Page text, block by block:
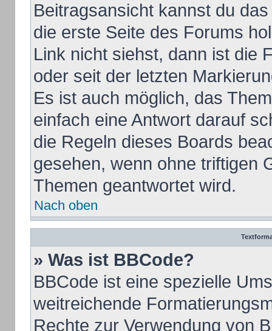
Beitragsansicht kannst du
die erste Seite des Forums
Link nicht siehst, dann ist die
oder seit der letzten
Es ist auch möglich, das
einfach eine Antwort darauf
die Regeln dieses Boards
gesehen, wenn ohne triftigen
Themen geantwortet wird.
Nach oben
» Was ist BBCode?
BBCode ist eine spezielle
weitreichende
Rechte zur Verwendung von